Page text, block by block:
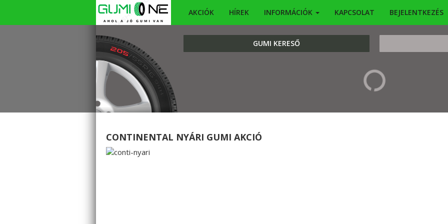
AKCIÓK HÍREK INFORMÁCIÓK KAPCSOLAT BEJELENTKEZÉS
GUMI KERESŐ
KERESÉS
CONTINENTAL NYÁRI GUMI AKCIÓ